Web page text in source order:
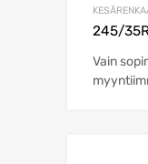
245/
Vain